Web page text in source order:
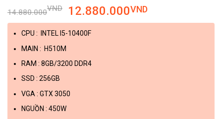
14.880.000VND 12.880.000VND
CPU : INTEL I5-10400F
MAIN : H510M
RAM : 8GB/3200 DDR4
SSD : 256GB
VGA : GTX 3050
NGUỒN : 450W